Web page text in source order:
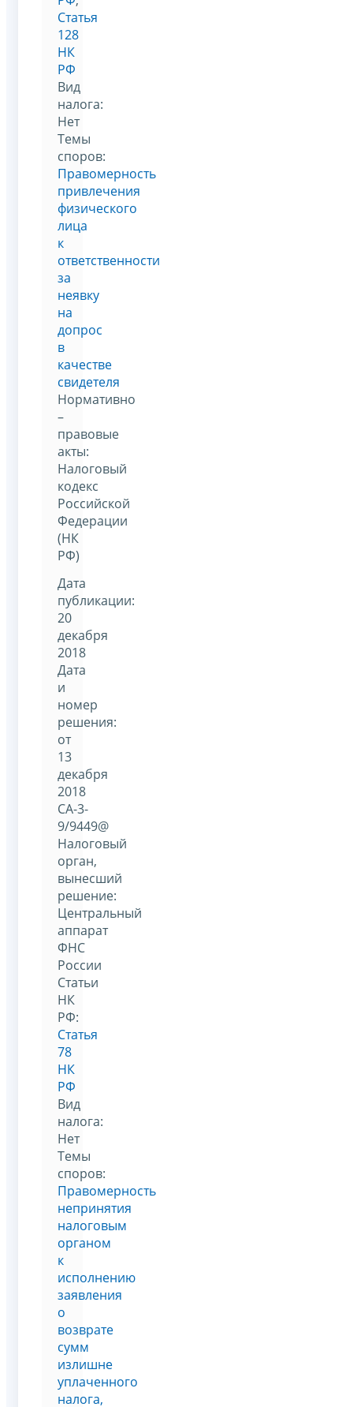
Статья
128
НК
РФ
Вид
налога:
Нет
Темы
споров:
Правомерность
привлечения
физического
лица
к
ответственности
за
неявку
на
допрос
в
качестве
свидетеля
Нормативно
–
правовые
акты:
Налоговый
кодекс
Российской
Федерации
(НК
РФ)
Дата
публикации:
20
декабря
2018
Дата
и
номер
решения:
от
13
декабря
2018
СА-3-
9/9449@
Налоговый
орган,
вынесший
решение:
Центральный
аппарат
ФНС
России
Статьи
НК
РФ:
Статья
78
НК
РФ
Вид
налога:
Нет
Темы
споров:
Правомерность
непринятия
налоговым
органом
к
исполнению
заявления
о
возврате
сумм
излишне
уплаченного
налога,